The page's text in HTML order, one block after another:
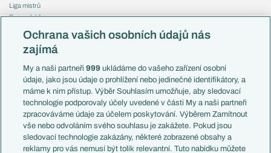
Liga mistrů
Evropská liga
Mistrovství světa
Liga národů
Témata
Představení týmů MS
EuroSkauting
PL v kostce
Evropské koeficienty
Přestupy
Přestupové spekulace
Česko
Francie
Itálie
Německo
Španělsko
Argentina
Brazílie
Přestupy
Ochrana vašich osobních údajů nás
zajímá
My a naši partneři999 ukládáme do vašeho zařízení osobní
údaje, jako jsou údaje o prohlížení nebo jedinečné identifikátory, a
máme k nim přístup. Výběr Souhlasím umožňuje, aby sledovací
technologie podporovaly účely uvedené v části My a naši partneři
zpracováváme údaje za účelem poskytování. Výběrem Zamítnout
vše nebo odvoláním svého souhlasu je zakážete. Pokud jsou
sledovací technologie zakázány, některé zobrazené obsahy a
reklamy pro vás nemusí být tolik relevantní. Tuto nabídku můžete